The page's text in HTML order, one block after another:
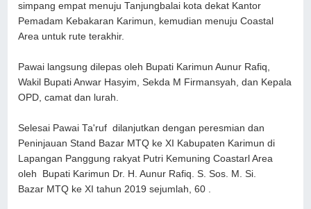
simpang empat menuju Tanjungbalai kota dekat Kantor
Pemadam Kebakaran Karimun, kemudian menuju Coastal
Area untuk rute terakhir.
Pawai langsung dilepas oleh Bupati Karimun Aunur Rafiq,
Wakil Bupati Anwar Hasyim, Sekda M Firmansyah, dan Kepala
OPD, camat dan lurah.
Selesai Pawai Ta'ruf dilanjutkan dengan peresmian dan
Peninjauan Stand Bazar MTQ ke XI Kabupaten Karimun di
Lapangan Panggung rakyat Putri Kemuning Coastarl Area
oleh Bupati Karimun Dr. H. Aunur Rafiq. S. Sos. M. Si.
Bazar MTQ ke XI tahun 2019 sejumlah, 60 .